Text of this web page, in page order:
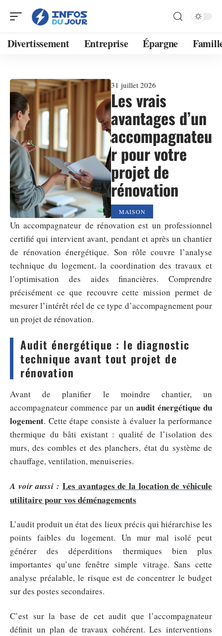
Divertissement Entreprise Épargne
31 juillet 2026
Les vrais
avantages d’un
accompagnateu
r pour votre
projet de
rénovation
MAISON
Un accompagnateur de rénovation est un professionnel
certifié qui intervient avant, pendant et après un chantier
de rénovation énergétique. Son rôle couvre l’analyse
technique du logement, la coordination des travaux et
l’optimisation des aides financières. Comprendre
précisément ce que recouvre cette mission permet de
mesurer l’intérêt réel de ce type d’accompagnement pour
un projet de rénovation.
Audit énergétique : le diagnostic
technique avant tout projet de
rénovation
Avant de planifier le moindre chantier, un
accompagnateur commence par un audit énergétique du
logement. Cette étape consiste à évaluer la performance
thermique du bâti existant : qualité de l’isolation des
murs, des combles et des planchers, état du système de
chauffage, ventilation, menuiseries.
A voir aussi : Les avantages de la location de véhicule
utilitaire pour vos déménagements
L’audit produit un état des lieux précis qui hiérarchise les
points faibles du logement. Un mur mal isolé peut
générer des déperditions thermiques bien plus
importantes qu’une fenêtre simple vitrage. Sans cette
analyse préalable, le risque est de concentrer le budget
sur des postes secondaires.
C’est sur la base de cet audit que l’accompagnateur
définit un plan de travaux cohérent. Les interventions